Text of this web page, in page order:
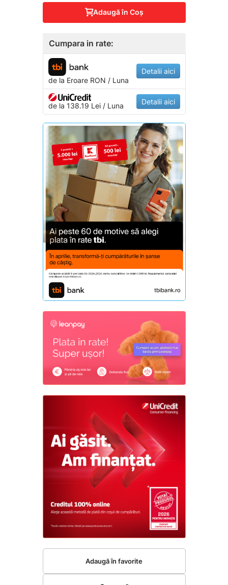
Adaugă în Coş
Cumpara in rate:
de la EroareRON / Luna
Detalii aici
de la 138.19 Lei / Luna Detalii aici
Adaugă în favorite